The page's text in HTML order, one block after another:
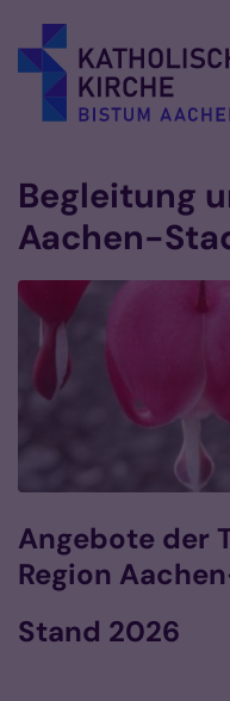
Begleitung
Aachen-
Angebote der
Region
Stand 2026